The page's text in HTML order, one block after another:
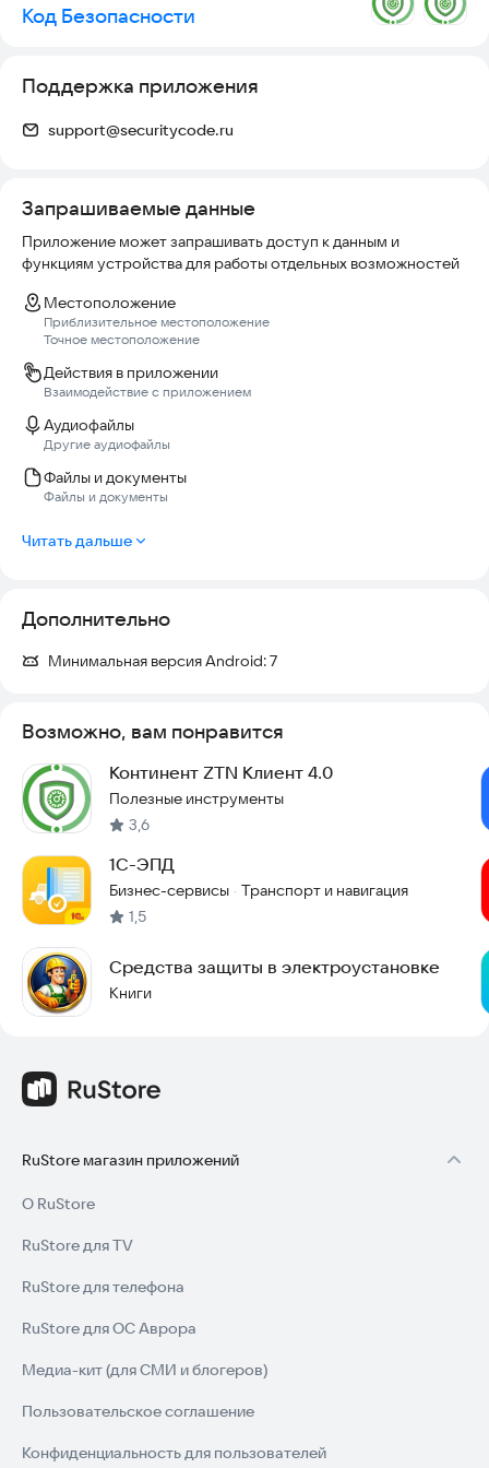
Код Безопасности
Поддержка приложения
support@securitycode.ru
Запрашиваемые данные
Приложение может запрашивать доступ к данным и
функциям устройства для работы отдельных возможностей
Местоположение
Приблизительное местоположение
Точное местоположение
Действия в приложении
Взаимодействие с приложением
Аудиофайлы
Другие аудиофайлы
Файлы и документы
Файлы и документы
Читать дальше
Дополнительно
Минимальная версия Android:7
Возможно, вам понравится
Континент ZTN Клиент 4.0
Полезные инструменты
3,6
1С-ЭПД
Бизнес-сервисы · Транспорт и навигация
1,5
Средства защиты в электроустановке
Книги
RuStore магазин приложений
О RuStore
RuStore для TV
RuStore для телефона
RuStore для ОС Аврора
Медиа-кит (для СМИ и блогеров)
Пользовательское соглашение
Конфиденциальность для пользователей